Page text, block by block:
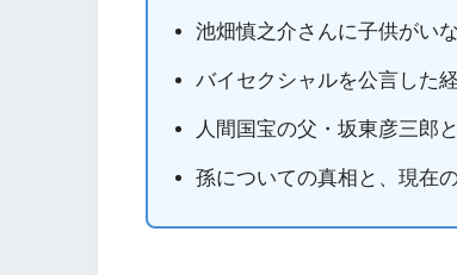
池畑慎之介さんに子供がい
バイセクシャルを公言した
人間国宝の父・坂東彦三郎
孫についての真相と、現在